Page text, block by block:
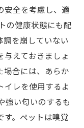
安全を考慮し、適
の健康状態にも配
調を崩していない
与えておきましょ
場合には、あらか
イレを使用するよ
強い匂いのするも
す。ペットは嗅覚